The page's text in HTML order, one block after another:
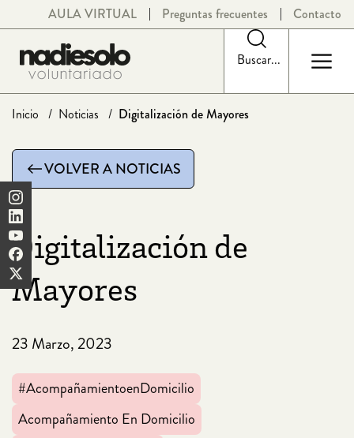
al
contenido
AULA VIRTUAL Preguntas frecuentes Contacto
Buscar...
Inicio Noticias Digitalización de Mayores
VOLVER A NOTICIAS
Digitalización de
Mayores
23 Marzo, 2023
#AcompañamientoenDomicilio
Acompañamiento En Domicilio